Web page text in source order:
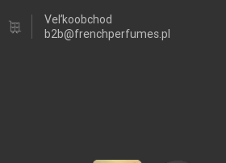
Veľkoobchod
b2b@frenchperfumes.pl